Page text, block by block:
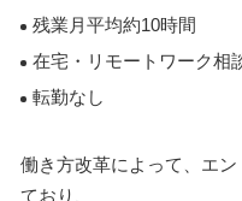
残業月平均約10時間
在宅・リモートワーク相
転勤なし
働き方改革によって、エ
ており、